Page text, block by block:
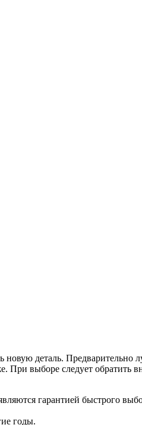
новую деталь. Предварительно
При выборе следует обратить
гарантией быстрого
годы.